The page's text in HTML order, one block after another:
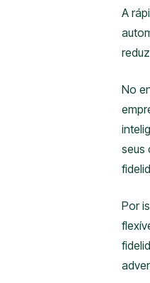
A
No
seus
Por